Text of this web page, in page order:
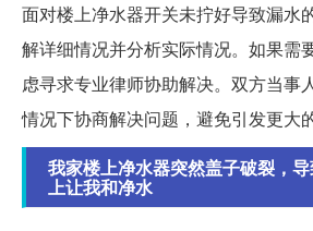
面对楼上净水器开关未拧好导致漏水
解详细情况并分析实际情况。如果需
虑寻求专业律师协助解决。双方当事
情况下协商解决问题，避免引发更大
我家楼上净水器突然盖子破裂，
上让我和净水